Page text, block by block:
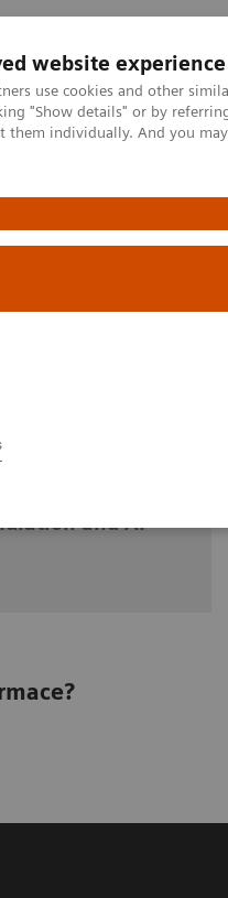
website experience
use cookies and other
"Show details" or by
them individually. And you
Laboratorní diagnostika
AI-powered solutions
simulation
and AI-